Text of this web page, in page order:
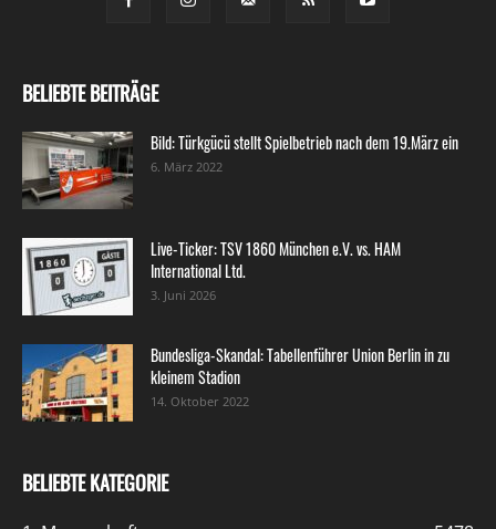
BELIEBTE BEITRÄGE
Bild: Türkgücü stellt Spielbetrieb nach dem 19.März ein
6. März 2022
Live-Ticker: TSV 1860 München e.V. vs. HAM
International Ltd.
3. Juni 2026
Bundesliga-Skandal: Tabellenführer Union Berlin in zu
kleinem Stadion
14. Oktober 2022
BELIEBTE KATEGORIE